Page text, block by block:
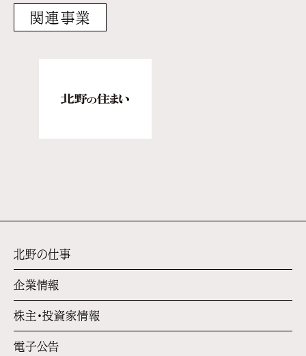
関連事業
北野の仕事
企業情報
株主・投資家情報
電子公告